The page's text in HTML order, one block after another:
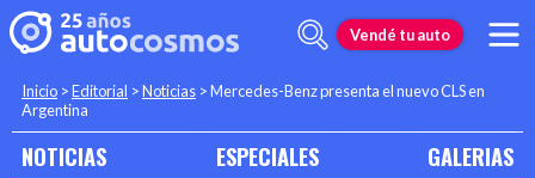
Vendé tu auto
Inicio >Editorial >Noticias >Mercedes-Benz presenta el nuevo CLS en
Argentina
NOTICIAS ESPECIALES GALERIAS